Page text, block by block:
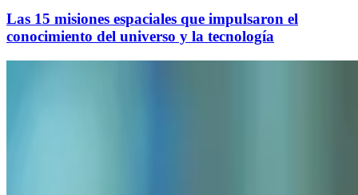
Las 15 misiones espaciales que impulsaron el
conocimiento del universo y la tecnología